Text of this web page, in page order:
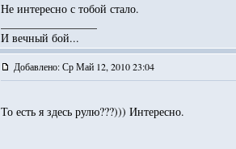
Не интересно с тобой стало.
И вечный бой...
Добавлено: Ср Май 12, 2010 23:04
То есть я здесь рулю???))) Интересно.